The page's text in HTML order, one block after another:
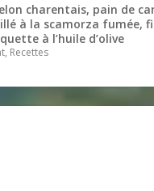
charentais, pain de
à la scamorza fumée,
à l’huile d’olive
Recettes